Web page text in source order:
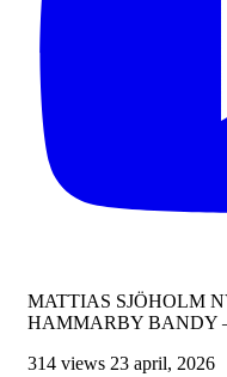
MATTIAS SJÖHOLM
HAMMARBY BANDY –
314 views 23 april, 2026